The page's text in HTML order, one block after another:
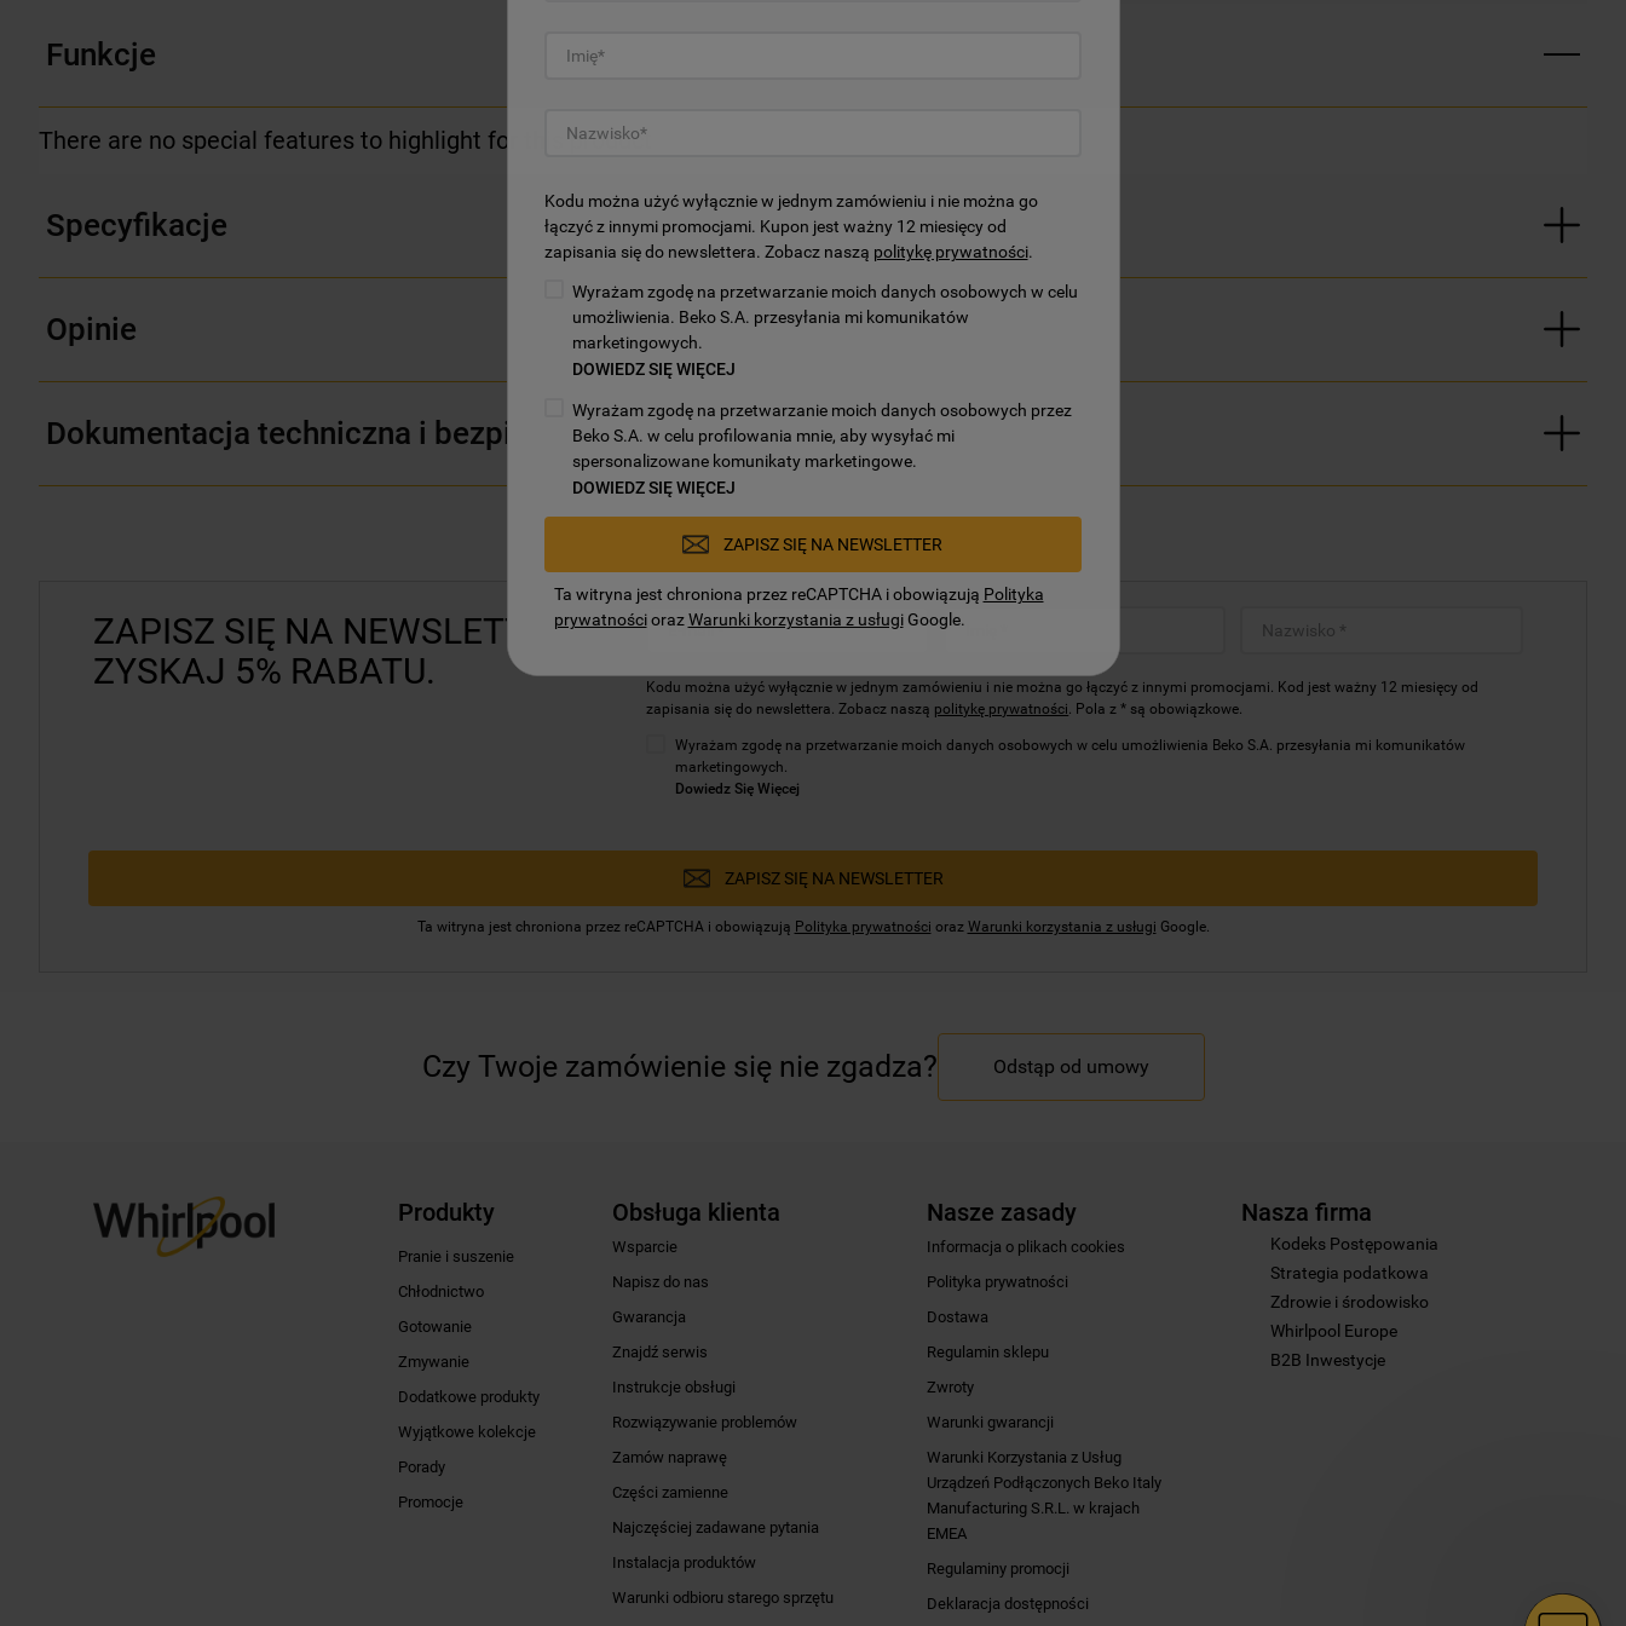
Funkcje
There are no special features to highlight for this product
Specyfikacje
Opinie
Dokumentacja techniczna i bezpieczeństwa
ZAPISZ SIĘ NA NEWSLETTER I
ZYSKAJ 5% RABATU.
Kodu można użyć wyłącznie w jednym zamówieniu i nie można go łączyć z innymi promocjami. Kod jest ważny 12 miesięcy od
zapisania się do newslettera. Zobacz naszą politykę prywatności . Pola z * są obowiązkowe.
Wyrażam zgodę na przetwarzanie moich danych osobowych w celu umożliwienia Beko S.A. przesyłania mi komunikatów
marketingowych.
Dowiedz Się Więcej
ZAPISZ SIĘ NA NEWSLETTER
Ta witryna jest chroniona przez reCAPTCHA i obowiązują Polityka prywatności oraz Warunki korzystania z usługi Google.
Czy Twoje zamówienie się nie zgadza? Odstąp od umowy
Produkty
Pranie i suszenie
Chłodnictwo
Gotowanie
Zmywanie
Dodatkowe produkty
Wyjątkowe kolekcje
Porady
Promocje
Obsługa klienta
Wsparcie
Napisz do nas
Gwarancja
Znajdź serwis
Instrukcje obsługi
Rozwiązywanie problemów
Zamów naprawę
Części zamienne
Najczęściej zadawane pytania
Instalacja produktów
Warunki odbioru starego sprzętu
Nasze zasady
Informacja o plikach cookies
Polityka prywatności
Dostawa
Regulamin sklepu
Zwroty
Warunki gwarancji
Warunki Korzystania z Usług
Urządzeń Podłączonych Beko Italy
Manufacturing S.R.L. w krajach
EMEA
Regulaminy promocji
Deklaracja dostępności
Nasza firma
Kodeks Postępowania
Strategia podatkowa
Zdrowie i środowisko
Whirlpool Europe
B2B Inwestycje
Kodu można użyć wyłącznie w jednym zamówieniu i nie można go
łączyć z innymi promocjami. Kupon jest ważny 12 miesięcy od
zapisania się do newslettera. Zobacz naszą politykę prywatności.
Wyrażam zgodę na przetwarzanie moich danych osobowych w celu
umożliwienia. Beko S.A. przesyłania mi komunikatów
marketingowych.
DOWIEDZ SIĘ WIĘCEJ
Wyrażam zgodę na przetwarzanie moich danych osobowych przez
Beko S.A. w celu profilowania mnie, aby wysyłać mi
spersonalizowane komunikaty marketingowe.
DOWIEDZ SIĘ WIĘCEJ
ZAPISZ SIĘ NA NEWSLETTER
Ta witryna jest chroniona przez reCAPTCHA i obowiązują Polityka
prywatnościorazWarunki korzystania z usługiGoogle.